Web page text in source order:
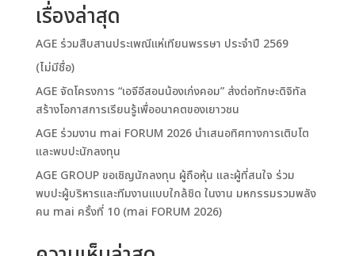
เรื่องล่าสุด
AGE ร่วมสืบสานประเพณีแห่เทียนพรรษา ประจำปี 2569
(ไม่มีชื่อ)
AGE จัดโครงการ “เอจีอีสอนน้องเก่งคอม” ส่งต่อทักษะดิจิทัล
สร้างโอกาสการเรียนรู้เพื่ออนาคตของเยาวชน
AGE ร่วมงาน mai FORUM 2026 นำเสนอทิศทางการเติบโต
และพบปะนักลงทุน
AGE GROUP ขอเชิญนักลงทุน ผู้ถือหุ้น และผู้ที่สนใจ ร่วม
พบปะผู้บริหารและทีมงานแบบใกล้ชิด ในงาน มหกรรมรวมพลัง
คน mai ครั้งที่ 10 (mai FORUM 2026)